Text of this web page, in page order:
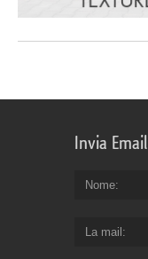
Invia Email
Nome
La mail